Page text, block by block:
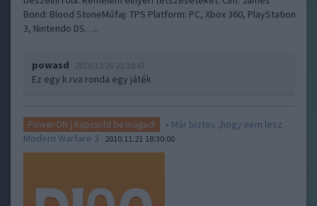
Bond: Blood StoneMűfaj: TPS Platform: PC, Xbox 360, PlayStation
3, Nintendo DS…..
powasd 2010.12.26 21:10:43
Ez egy k.rva ronda egy játék
Power-ON | Kapcsold be magad!
• Már biztos ,hogy nem lesz
Modern Warfare 3
2010.11.21 18:30:00